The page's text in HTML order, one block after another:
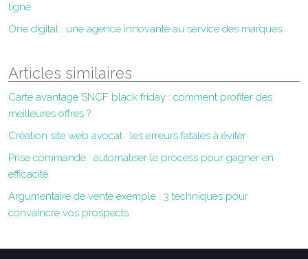
ligne
One digital : une agence innovante au service des marques
Articles similaires
Carte avantage SNCF black friday : comment profiter des
meilleures offres ?
Création site web avocat : les erreurs fatales à éviter
Prise commande : automatiser le process pour gagner en
efficacité
Argumentaire de vente exemple : 3 techniques pour
convaincre vos prospects